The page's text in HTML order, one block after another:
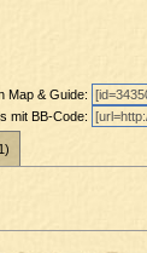
Map & Guide:
mit BB-Code: